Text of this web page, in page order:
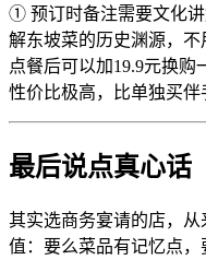
① 预订时备注需要文化
解东坡菜的历史渊源，
点餐后可以加19.9元换
性价比极高，比单独买伴
最后说点真心话
其实选商务宴请的店，
值：要么菜品有记忆点